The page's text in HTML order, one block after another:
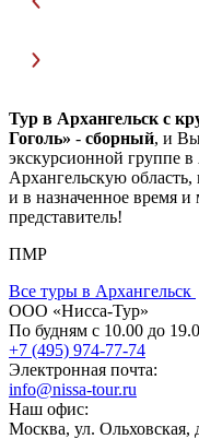
Тур в Архангельск с
Гоголь» - сборный, и
экскурсионной группе
Архангельскую
и в назначенное время и
представитель!
ПМР
Все туры в Архангельск
ООО «Нисса-Тур»
По будням с 10.00 до
+7 (495) 974-77-74
Электронная почта:
info@nissa-tour.ru
Наш офис:
Москва, ул. Ольховская,